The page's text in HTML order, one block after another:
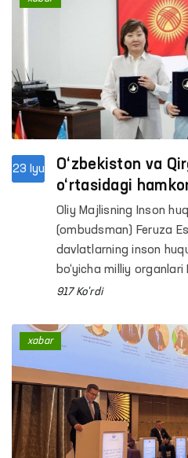
23 Iyu
O‘zbekiston va
o‘rtasidagi
kuchaytirilmoqda
Oliy Majlisning Inson
(ombudsman) Feruza
davlatlarning inson
bo‘yicha milliy
ishtirok etish
turibdi.
917 Ko'rdi
xabar